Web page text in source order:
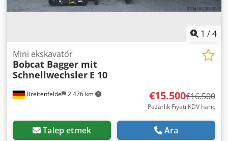
1 /4
Breitenfelde 2.476 km
Mini ekskavatör
Bobcat Bagger mit
Schnellwechsler E 10
€15.500€16.500
Pazarlık Fiyatı KDV hariç
Talep etmek Ara